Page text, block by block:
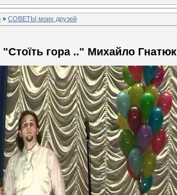
» СОВЕТЫ моих друзей
"Стоїть гора .." Михайло